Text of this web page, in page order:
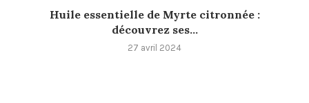
Huile essentielle de Myrte citronnée :
découvrez ses...
27 avril 2024